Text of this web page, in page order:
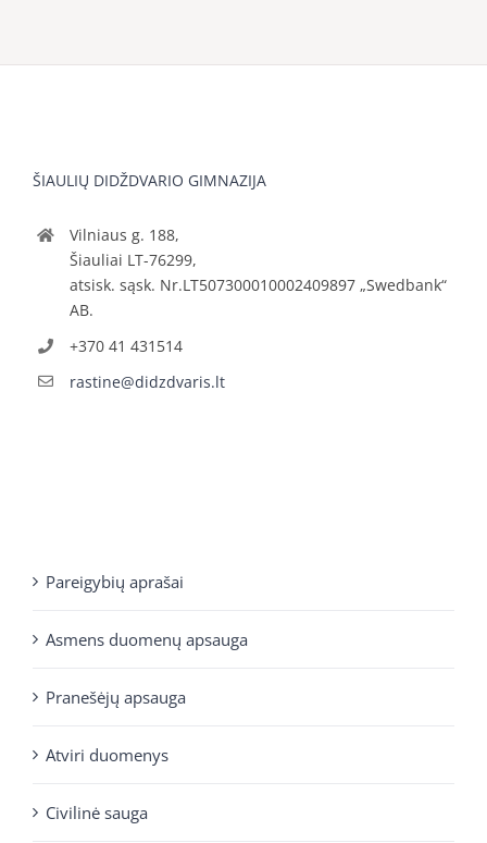
ŠIAULIŲ DIDŽDVARIO GIMNAZIJA
Vilniaus g. 188,
Šiauliai LT-76299,
atsisk. sąsk. Nr.LT507300010002409897 „Swedbank“
AB.
+370 41 431514
rastine@didzdvaris.lt
Pareigybių aprašai
Asmens duomenų apsauga
Pranešėjų apsauga
Atviri duomenys
Civilinė sauga